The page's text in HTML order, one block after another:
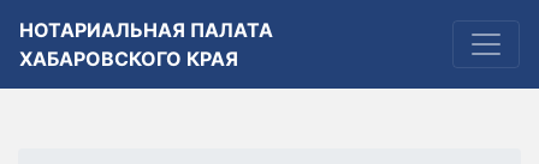
НОТАРИАЛЬНАЯ ПАЛАТА
ХАБАРОВСКОГО КРАЯ